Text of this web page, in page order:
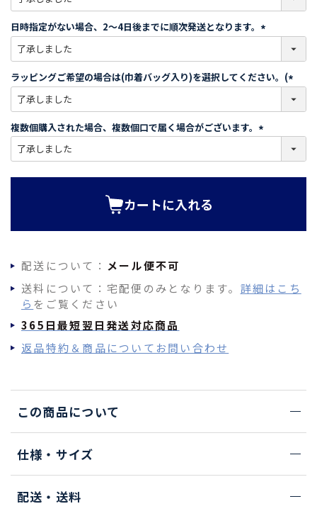
必
須
)
日時指定がない場合、2～4日後までに順次発送となります。
必
須
)
ラッピングご希望の場合は(巾着バッグ入り)を選択してください。(
(
必
)
複数個購入された場合、複数個口で届く場合がございます。
必
カートに入れる
配送について： メール便不可
送料について：宅配便のみとなります。 詳細はこち
ら をご覧ください
365日最短翌日発送対応商品
返品特約＆商品についてお問い合わせ
この商品について
仕様・サイズ
配送・送料